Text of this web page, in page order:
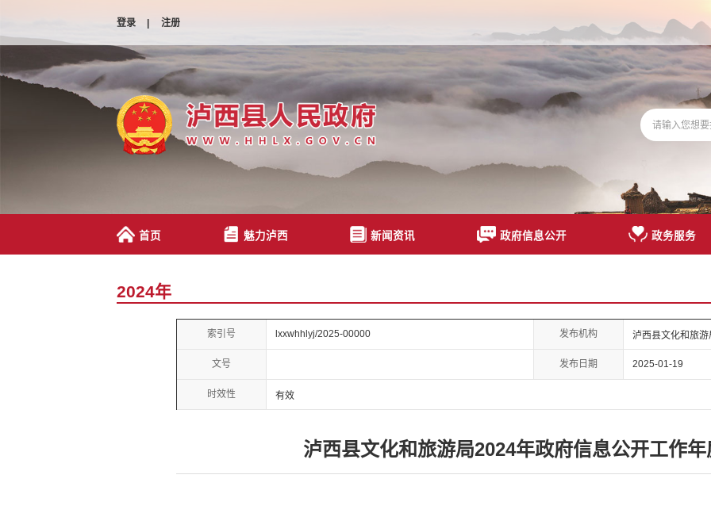
登录 | 注册
首页 魅力泸西 新闻资讯 政府信息公开 政务服务
2024年
索引号 lxxwhhlyj/2025-00000 发布机构 泸西县文化和旅游
文号 发布日期 2025-01-19
时效性 有效
泸西县文化和旅游局2024年政府信息公开工作